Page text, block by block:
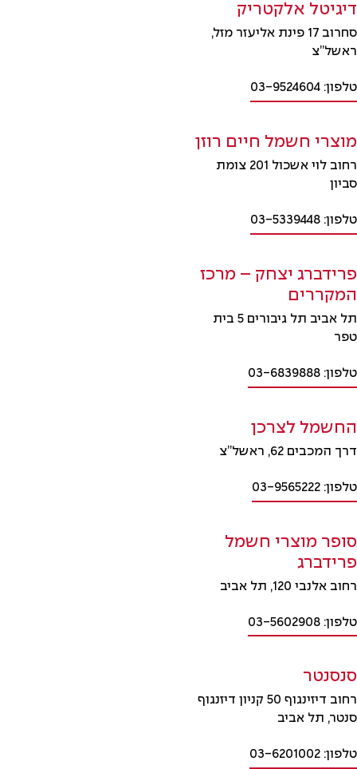
דיגיטל אלקטריק
סחרוב 17 פינת אליעזר מזל,
ראשל”צ
טלפון: 03-9524604
מוצרי חשמל חיים רוזן
רחוב לוי אשכול 201 צומת
סביון
טלפון: 03-5339448
פרידברג יצחק – מרכז
המקררים
תל אביב תל גיבורים 5 בית
טפר
טלפון: 03-6839888
החשמל לצרכן
דרך המכבים 62, ראשל”צ
טלפון: 03-9565222
סופר מוצרי חשמל
פרידברג
רחוב אלנבי 120, תל אביב
טלפון: 03-5602908
סנסנטר
רחוב דיזינגוף 50 קניון דיזנגוף
סנטר, תל אביב
טלפון: 03-6201002